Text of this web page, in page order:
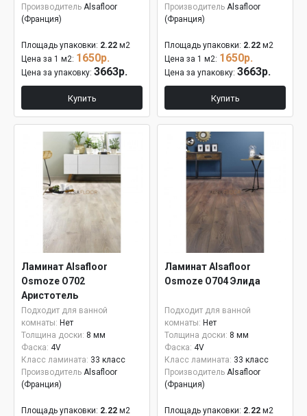
Производитель Alsafloor
(Франция)
Площадь упаковки: 2.22 м2
Цена за 1 м2: 1650р.
Цена за упаковку: 3663р.
Купить
Производитель Alsafloor
(Франция)
Площадь упаковки: 2.22 м2
Цена за 1 м2: 1650р.
Цена за упаковку: 3663р.
Купить
Ламинат Alsafloor
Osmoze О702
Аристотель
Подходит для ванной
комнаты: Нет
Толщина доски: 8 мм
Фаска: 4V
Класс ламината: 33 класс
Производитель Alsafloor
(Франция)
Площадь упаковки: 2.22 м2
Ламинат Alsafloor
Osmoze О704 Элида
Подходит для ванной
комнаты: Нет
Толщина доски: 8 мм
Фаска: 4V
Класс ламината: 33 класс
Производитель Alsafloor
(Франция)
Площадь упаковки: 2.22 м2